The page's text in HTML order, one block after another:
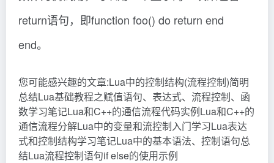
return语句，即function foo() do return end
end。
您可能感兴趣的文章:Lua中的控制结构(流程控制)简明
总结Lua基础教程之赋值语句、表达式、流程控制、函
数学习笔记Lua和C++的通信流程代码实例Lua和C++的
通信流程分解Lua中的变量和流控制入门学习Lua表达
式和控制结构学习笔记Lua中的基本语法、控制语句总
结Lua流程控制语句if else的使用示例